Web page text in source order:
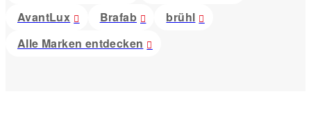
AvantLux
Brafab
brühl
Alle Marken entdecken